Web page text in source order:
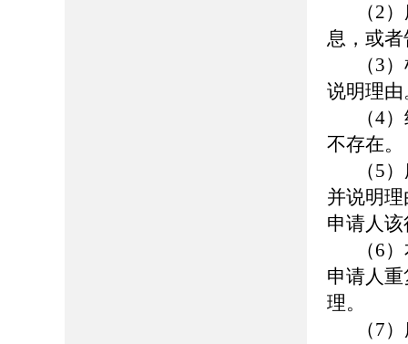
（2
息，或
（3
说明理由
（4
不存在。
（5
并说明
申请人
（6
申请人
理。
（7